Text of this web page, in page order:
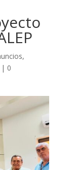
,
| 0